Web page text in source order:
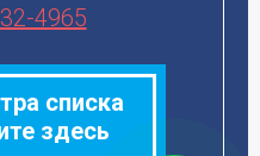
4965
списка
здесь